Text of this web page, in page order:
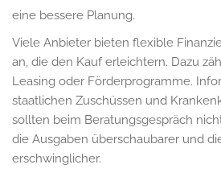
eine bessere Planung.
Viele Anbieter bieten flexible
an, die den Kauf erleichtern. Dazu
Leasing oder Förderprogramme.
staatlichen Zuschüssen und
sollten beim Beratungsgespräch
die Ausgaben überschaubarer und
erschwinglicher.